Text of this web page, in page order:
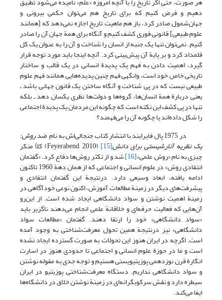
دهیم و فرض کنیم که برای تاریخ هم می‌توان حکمی بیرونی و
جهان‌شمول صادر کرد، باز هم ماهیت تاریخ اجازه نمی‌دهد که [همانند
علوم طبیعی] قانونی فوری کشف کنیم و آنگاه برای همة جهان آن را صادر
کنیم. نمی‌توان تنها یک جنبه از انسان را شناخت و آن را به ‌عنوان یک کل
قلمداد کرد و بر پایة آن پیش‌بینی کرد. آنچه اینجا باید مورد توجه قرار
گیرد، اهمیت دادن به فهم یک پدیدة انسانی در یک قالب و ساختار
تاریخی خاص خود است، وانگهی فهم چنین پدیده‌هایی همانند فهم علوم
طبیعی نیست که در پی شناخت و آنگاه ساختن یک قانون جهانی باشد ـ
یعنی دربارة همة انسان‌ها، گروه‌ها و دولت‌ها نظری یکسان دهد ـ بلکه
تنها در پی کشف این نکته است که چگونه این مردمان یک پدیدة اجتماعی
را شکل داده‌اند یا چگونه آن را می‌فهمند؟
در 1975 پال فایرابند با انتشار کتاب جنجالی‌اش به نام
ضد روش:
یک نظریه آنارشیستی برای دانش[15] (Feyerabend, 2010) کلاً منکر
چیزی به نام «روش علمی»[16] شد و از تکثر روش‌ها دفاع کرد. «گفتمان
انتقادی روش» در علوم انسانی و اجتماعی که از همان دهة 1960 تاکنون
ادامه یافته، ابعاد وسیعی دارد. درنتیجة این گفتمان انتقادی و
پیشرفت‌های دیگر در زمینة مطالعات آموزش، اکنون نوعی خودآگاهی در
زمینة اهمیت نوشتن و سواد دانشگاهی ایجاد شده است. از این‌رو
آن‌هایی که فعالیت حرفه‌ای و خلاقانة علمی انجام می‌دهند ناگزیر باید
«سواد دانشگاهی» خود را ارتقا دهند. گفتمان «مطالعات سواد
دانشگاهی» نیز درنتیجة همین تحول معرفت‌شناختی به وجود آمده
است. اگرچه در ایران هنوز این تحولات به صورت گسترده ایجاد نشده
است و ما در حوزة علوم انسانی و اجتماعی تا حدودی هنوز در اسارت
انگارة قرن نوزدهمی پوزیتیویستی هستیم و توجه جدی به مقوله نوشتن
و سواد دانشگاهی نداریم. دستگاه معرفت‌شناختی پوزیتیو در ایران
سیطره دارد و نقش سرکوبگرانه‌ای در زمینة نوشتن خلاق در دانشگاه‌ها
ایفا می‌کند.